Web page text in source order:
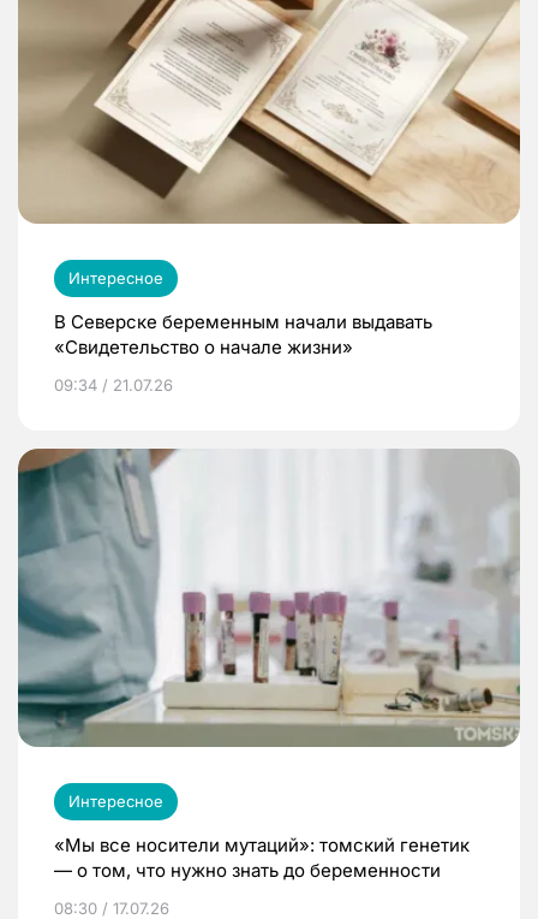
Интересное
В Северске беременным начали выдавать
«Свидетельство о начале жизни»
09:34 / 21.07.26
Интересное
«Мы все носители мутаций»: томский генетик
— о том, что нужно знать до беременности
08:30 / 17.07.26